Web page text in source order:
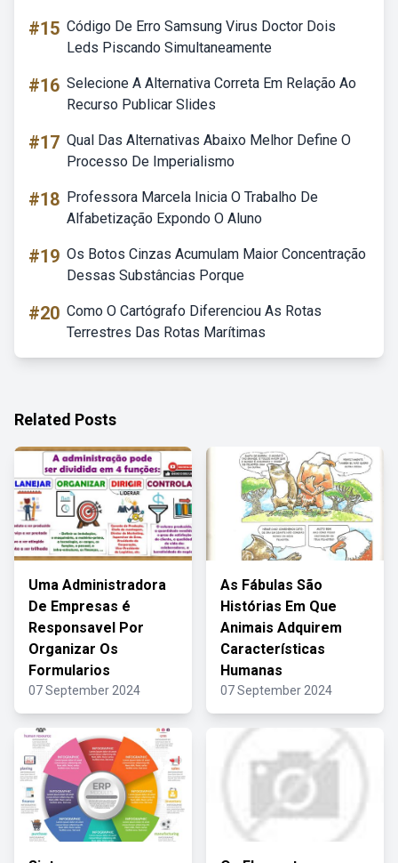
#15 Código De Erro Samsung Virus Doctor Dois
Leds Piscando Simultaneamente
#16 Selecione A Alternativa Correta Em Relação Ao
Recurso Publicar Slides
#17 Qual Das Alternativas Abaixo Melhor Define O
Processo De Imperialismo
#18 Professora Marcela Inicia O Trabalho De
Alfabetização Expondo O Aluno
#19 Os Botos Cinzas Acumulam Maior Concentração
Dessas Substâncias Porque
#20 Como O Cartógrafo Diferenciou As Rotas
Terrestres Das Rotas Marítimas
Related Posts
Uma Administradora
De Empresas é
Responsavel Por
Organizar Os
Formularios
07 September 2024
As Fábulas São
Histórias Em Que
Animais Adquirem
Características
Humanas
07 September 2024